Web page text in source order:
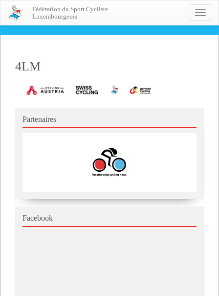
Toggle
Fédération du Sport Cycliste
Luxembourgeois
4LM
Partenaires
Facebook